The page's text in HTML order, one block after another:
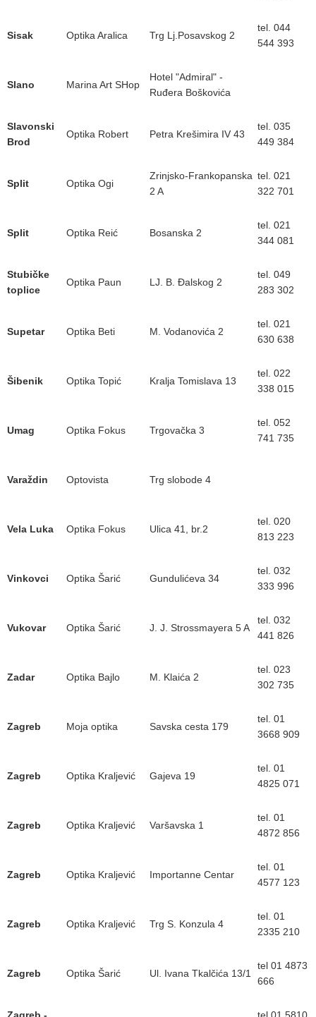
Sisak Optika Aralica Trg Lj.Posavskog 2
tel. 044
544 393
Slano Marina Art SHop
Hotel "Admiral" -
Ruđera Boškovića
Slavonski
Brod
Optika Robert Petra Krešimira IV 43
tel. 035
449 384
Split Optika Ogi
Zrinjsko-Frankopanska
2 A
tel. 021
322 701
Split Optika Reić Bosanska 2
tel. 021
344 081
Stubičke
toplice
Optika Paun LJ. B. Đalskog 2
tel. 049
283 302
Supetar Optika Beti M. Vodanovića 2
tel. 021
630 638
Šibenik Optika Topić Kralja Tomislava 13
tel. 022
338 015
Umag Optika Fokus Trgovačka 3
tel. 052
741 735
Varaždin Optovista Trg slobode 4
Vela Luka Optika Fokus Ulica 41, br.2
tel. 020
813 223
Vinkovci Optika Šarić Gundulićeva 34
tel. 032
333 996
Vukovar Optika Šarić J. J. Strossmayera 5 A
tel. 032
441 826
Zadar Optika Bajlo M. Klaića 2
tel. 023
302 735
Zagreb Moja optika Savska cesta 179
tel. 01
3668 909
Zagreb Optika Kraljević Gajeva 19
tel. 01
4825 071
Zagreb Optika Kraljević Varšavska 1
tel. 01
4872 856
Zagreb Optika Kraljević Importanne Centar
tel. 01
4577 123
Zagreb Optika Kraljević Trg S. Konzula 4
tel. 01
2335 210
Zagreb Optika Šarić Ul. Ivana Tkalčića 13/1
tel 01 4873
666